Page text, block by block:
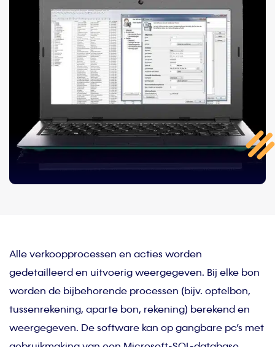
Alle verkoopprocessen en acties worden
gedetailleerd en uitvoerig weergegeven. Bij elke bon
worden de bijbehorende processen (bijv. optelbon,
tussenrekening, aparte bon, rekening) berekend en
weergegeven. De software kan op gangbare pc’s met